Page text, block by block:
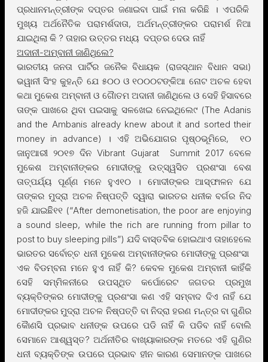
ପ୍ରଧାନମନ୍ତ୍ରୀଙ୍କ ଦପ୍ତର ଜଣାଇବା ପାଇଁ ମନା କରିଛି । ଏପରିକି
ମୁଖ୍ୟ ଅର୍ଥନୈତିକ ପରାମର୍ଶଦାତା, ଅର୍ଥମନ୍ତ୍ରୀଙ୍କର ପରାମର୍ଶ ନିଆ
ଯାଇଥିଲା କି ? ତାହାର ଉତ୍ତର ମଧ୍ୟ ଦପ୍ତର ଦେଉ ନାହିଁ
ଅଦାନୀ-ଅମ୍ବାନୀ ଜାଣିଥିଲେ?
ଭାରତୀୟ ଜନତା ପାର୍ଟିର ଜନୈକ ବିଧାୟକ (ରାଜସ୍ଥାନ ବିଧାନ ସଭା)
ଭୱାନୀ ସିଂହ କୁହନ୍ତି ଯେ ୫୦୦ ଓ ୧୦୦୦ଟଙ୍କିଆ ନୋଟ ଅଚଳ ହେବା
କଥା ମୁକେଶ ଅମ୍ବାନୀ ଓ ଗୈାତମ ଅଦାନୀ ଜାଣିଥିଲେ ଓ ସେହି ହିସାବରେ
ତାଙ୍କ ପାଖରେ ଥିବା ପଇସାକୁ ସଳଖେଇ ନେଇଥିଲେ୯ (The Adanis
and the Ambanis already knew about it and sorted their
money in advance) । ଏହି ଅଭିଯୋଗର ପୃଷ୍ଠଭୂମିରେ, ୧୦
ଜାନୁଆରୀ ୨୦୧୭ ଦିନ Vibrant Gujarat Summit 2017 ବେଳେ
ମୁକେଶ ଅମ୍ବାନୀଙ୍କର ମୋଦୀଙ୍କୁ ଉତ୍ସ୍ୱସିତ ପ୍ରଶଂସା ବେଶ
ତାତ୍ପର୍ଯ୍ୟ ପୂର୍ଣ୍ଣ ମନେ ହୁଏ୧୦ । ମୋଦୀଙ୍କର ଆସ୍ଫାଳନ ଯେ
ତାଙ୍କର ମୁଦ୍ରା ଅଚଳ ନିଷ୍ପତ୍ତି ଦ୍ୱାରା ଭାରତର ଧନୀକ ବର୍ଗର ନିଦ
ହଜି ଯାଇଛିି୧୧ (“After demonetisation, the poor are enjoying
a sound sleep, while the rich are running from pillar to
post to buy sleeping pills”) ଯଦି ବାସ୍ତବିକ ହୋଇଥାଏ ତାହାହେଲେ
ଭାରତର ସର୍ବୋଚ୍ଚ ଧନୀ ମୁକେଶ ଅମ୍ବାନୀଙ୍କର ମୋଦୀଙ୍କୁ ପ୍ରଶଂସା
ଏକ ବିଡମ୍ବନା ମନେ ହୁଏ ନାହିଁ କି? କେବଳ ମୁକେଶ ଅମ୍ବାନୀ କାହିଁକି
ସେହି ସମ୍ମିଳନୀରେ ଉପସ୍ଥିତ କର୍ପୋରେଟ ଜଗତର ପ୍ରମୁଖ
ବ୍ୟକ୍ତିଙ୍କର ମୋଦୀଙ୍କୁ ପ୍ରଶଂସା କଣ ଏହି ସମ୍ବାଦ ଦିଏ ନାହିଁ ଯେ
ମୋଦୀଙ୍କର ମୁଦ୍ରା ଅଚଳ ନିଷ୍ପତ୍ତି ବା ନିଦ୍ରା ହରଣ ମନ୍ତ୍ର ବା ଗୁଣିର
କୈାଣସି ପ୍ରଭାବ ଧନୀଙ୍କ ଉପରେ ପଡି ନାହିଁ କି ପଡିବ ନାହିଁ ବୋଲି
ସେମାନେ ଆଶ୍ୱସ୍ତ? ଅର୍ଥନୀତିର ବାଖ୍ୟାକାରଙ୍କ ମତରେ ଏହି ଗୁଣିର
ଧନୀ ବ୍ୟକ୍ତିଙ୍କ ଉପରେ ପ୍ରଭାବ ହୀନ କାରଣ ସେମାନଙ୍କ ପାଖରେ